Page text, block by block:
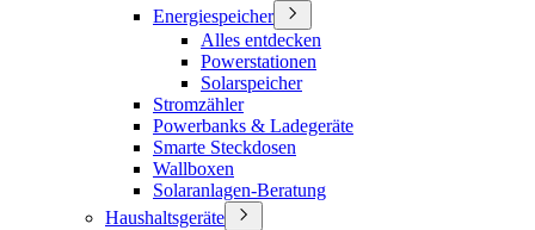
Energiespeicher
Alles entdecken
Powerstationen
Solarspeicher
Stromzähler
Powerbanks & Ladegeräte
Smarte Steckdosen
Wallboxen
Solaranlagen-Beratung
Haushaltsgeräte